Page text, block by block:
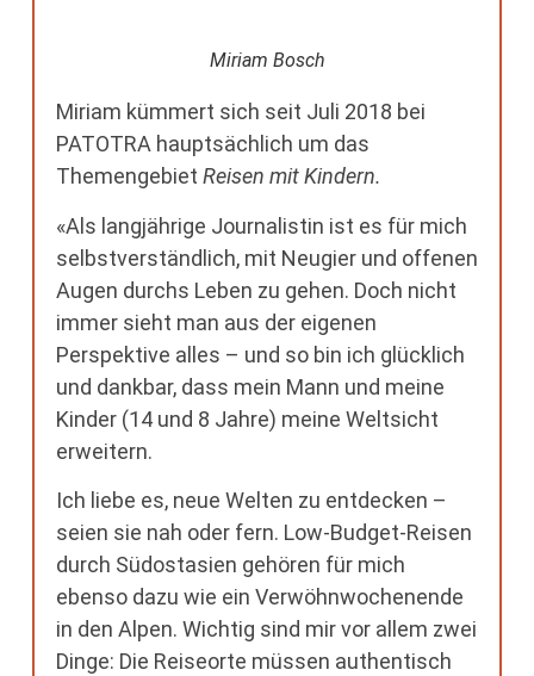
Miriam Bosch
Miriam kümmert sich seit Juli 2018 bei
PATOTRA hauptsächlich um das
Themengebiet Reisen mit Kindern.
«Als langjährige Journalistin ist es für mich
selbstverständlich, mit Neugier und offenen
Augen durchs Leben zu gehen. Doch nicht
immer sieht man aus der eigenen
Perspektive alles – und so bin ich glücklich
und dankbar, dass mein Mann und meine
Kinder (14 und 8 Jahre) meine Weltsicht
erweitern.
Ich liebe es, neue Welten zu entdecken –
seien sie nah oder fern. Low-Budget-Reisen
durch Südostasien gehören für mich
ebenso dazu wie ein Verwöhnwochenende
in den Alpen. Wichtig sind mir vor allem zwei
Dinge: Die Reiseorte müssen authentisch